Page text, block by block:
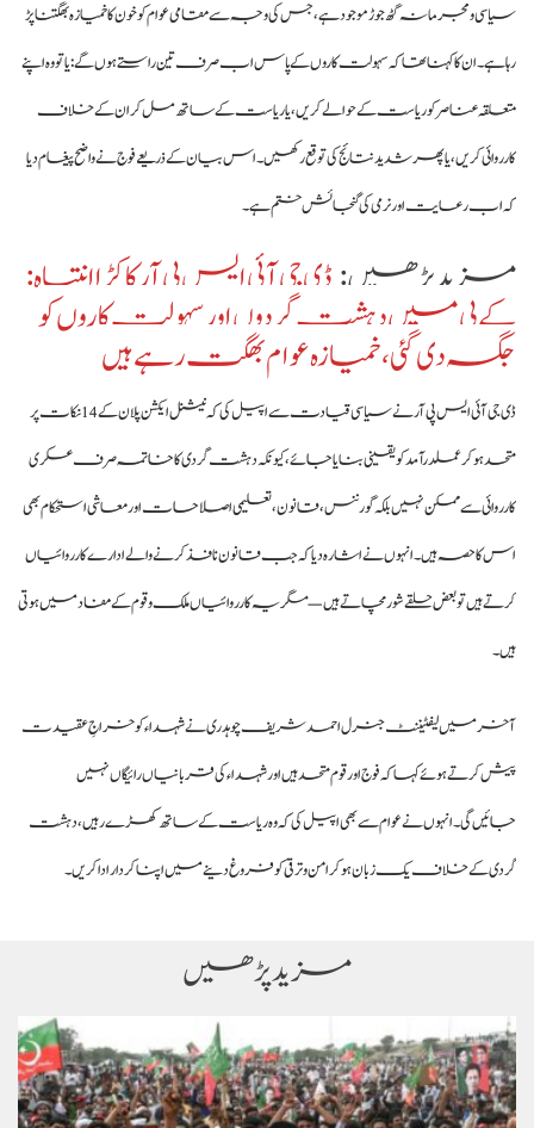
سیاسی و مجرمانہ گٹھ جوڑ موجود ہے، جس کی وجہ سے مقامی عوام کو خون کا خمیازہ بھگتنا پڑ
رہا ہے۔ ان کا کہنا تھا کہ سہولت کاروں کے پاس اب صرف تین راستے ہوں گے: یا تو وہ اپنے
متعلقہ عناصر کو ریاست کے حوالے کریں، یا ریاست کے ساتھ مل کر ان کے خلاف
کارروائی کریں، یا پھر شدید نتائج کی توقع رکھیں۔ اس بیان کے ذریعے فوج نے واضح پیغام دیا
کہ اب رعایت اور نرمی کی گنجائش ختم ہے۔
مزید پڑھیں :ڈی جی آئی ایس پی آر کا کڑا انتباہ:
کے پی میں دہشت گردوں اور سہولت کاروں کو
جگہ دی گئی، خمیازہ عوام بھگت رہے ہیں
ڈی جی آئی ایس پی آر نے سیاسی قیادت سے اپیل کی کہ نیشنل ایکشن پلان کے 14 نکات پر
متحد ہو کر عملدرآمد کو یقینی بنایا جائے، کیونکہ دہشت گردی کا خاتمہ صرف عسکری
کارروائی سے ممکن نہیں بلکہ گورننس، قانون، تعلیمی اصلاحات اور معاشی استحکام بھی
اس کا حصہ ہیں۔ انہوں نے اشارہ دیا کہ جب قانون نافذ کرنے والے ادارے کارروائیاں
کرتے ہیں تو بعض حلقے شور مچاتے ہیں — مگر یہ کارروائیاں ملک و قوم کے مفاد میں ہوتی
ہیں۔
آخر میں لیفٹیننٹ جنرل احمد شریف چوہدری نے شہداء کو خراجِ عقیدت
پیش کرتے ہوئے کہا کہ فوج اور قوم متحد ہیں اور شہداء کی قربانیاں رائیگاں نہیں
جائیں‌گی۔ انہوں نے عوام سے بھی اپیل کی کہ وہ ریاست کے ساتھ کھڑے رہیں، دہشت
گردی کے خلاف یک زبان ہو کر امن و ترقی کو فروغ دینے میں اپنا کردار ادا کریں۔
مزید پڑھیں